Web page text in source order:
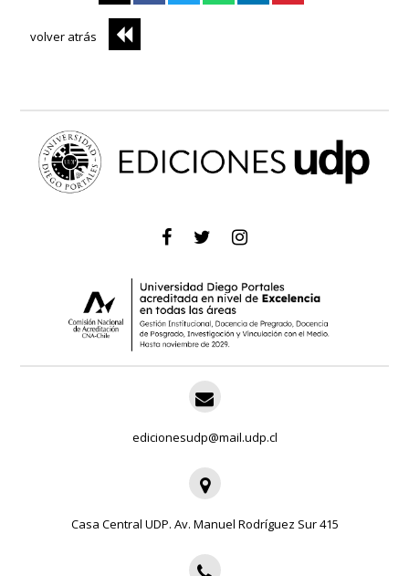
volver atrás
edicionesudp@mail.udp.cl
Casa Central UDP. Av. Manuel Rodríguez Sur 415